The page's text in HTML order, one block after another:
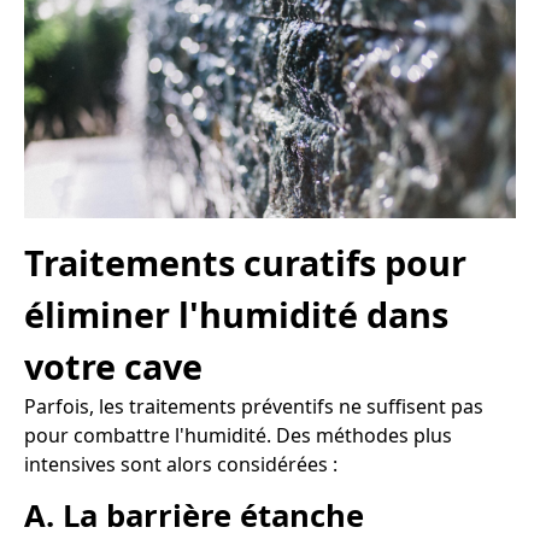
Traitements curatifs pour
éliminer l'humidité dans
votre cave
Parfois, les traitements préventifs ne suffisent pas
pour combattre l'humidité. Des méthodes plus
intensives sont alors considérées :
A. La barrière étanche